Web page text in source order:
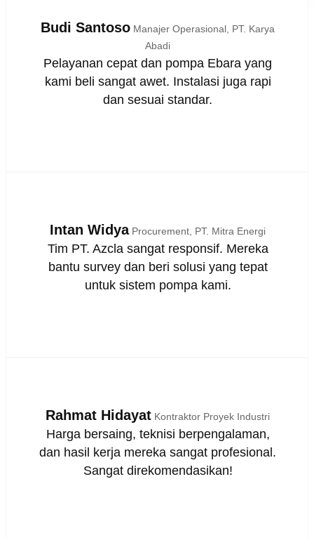
Budi Santoso Manajer Operasional, PT. Karya
Abadi
Pelayanan cepat dan pompa Ebara yang
kami beli sangat awet. Instalasi juga rapi
dan sesuai standar.
Intan Widya Procurement, PT. Mitra Energi
Tim PT. Azcla sangat responsif. Mereka
bantu survey dan beri solusi yang tepat
untuk sistem pompa kami.
Rahmat Hidayat Kontraktor Proyek Industri
Harga bersaing, teknisi berpengalaman,
dan hasil kerja mereka sangat profesional.
Sangat direkomendasikan!